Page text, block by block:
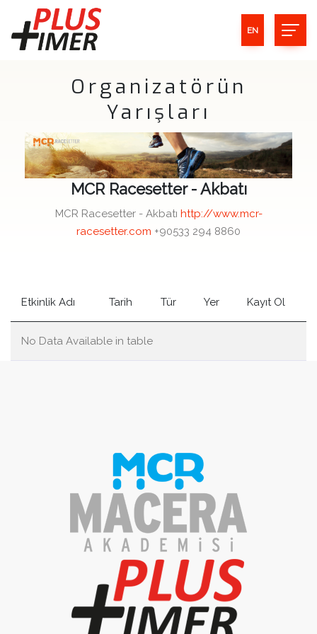
EN
Organizatörün
Yarışları
MCR Racesetter - Akbatı
MCR Racesetter - Akbatı http://www.mcr-
racesetter.com +90533 294 8860
Etkinlik Adı Tarih Tür Yer Kayıt Ol
No Data Available in table